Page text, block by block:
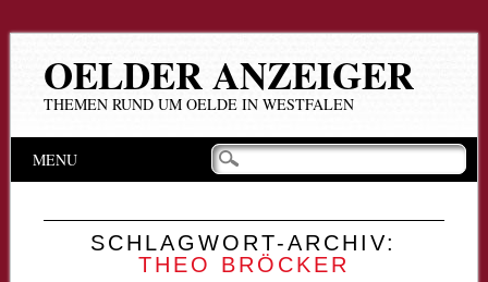
OELDER ANZEIGER
THEMEN RUND UM OELDE IN WESTFALEN
Hauptmenü
Inhalt
MENU
SCHLAGWORT-ARCHIV:
THEO BRÖCKER